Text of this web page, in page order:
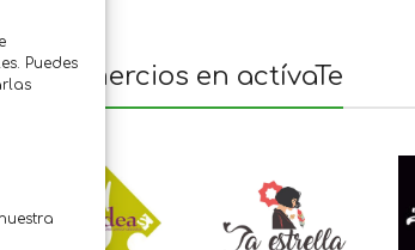
PuedesComercios en actívaTe